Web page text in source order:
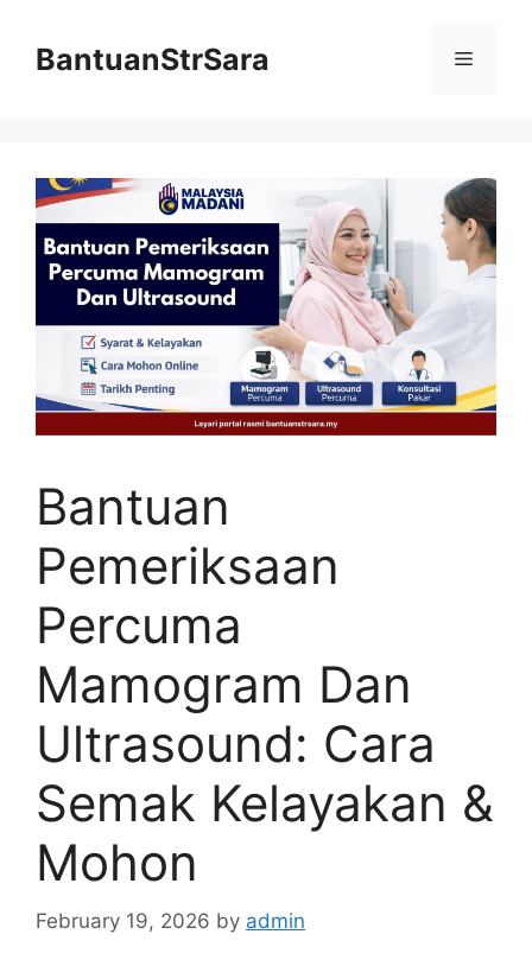
contentBantuanStrSara Menu
Bantuan
Pemeriksaan
Percuma
Mamogram Dan
Ultrasound: Cara
Semak Kelayakan &
Mohon
February 19, 2026 by admin